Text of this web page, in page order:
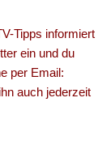
Tipps informiert
ein und du
per Email:
auch jederzeit